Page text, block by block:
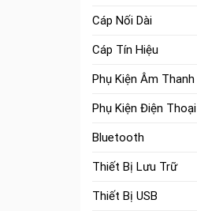
Cáp Nối Dài
Cáp Tín Hiệu
Phụ Kiện Âm Thanh
Phụ Kiện Điện Thoại
Bluetooth
Thiết Bị Lưu Trữ
Thiết Bị USB